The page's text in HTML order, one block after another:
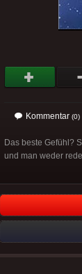
Kommentar (0)
Das beste Gefühl?
und man weder